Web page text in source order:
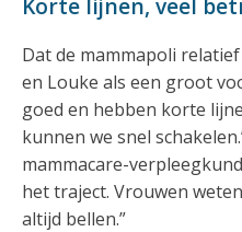
Dat de mammapoli
en Louke als een groot
goed en hebben korte
kunnen we snel
mammacare-
het traject. Vrouwen
altijd bellen.”